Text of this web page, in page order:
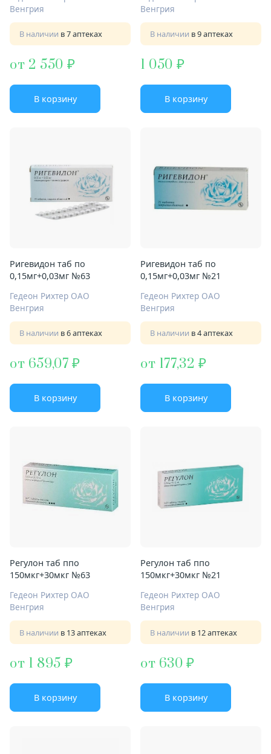
Венгрия
В наличии в 7 аптеках
от 2 550
В корзину
Венгрия
В наличии в 9 аптеках
1 050
В корзину
Ригевидон таб по
0,15мг+0,03мг №63
Гедеон Рихтер ОАО
Венгрия
В наличии в 6 аптеках
от 659,07
В корзину
Ригевидон таб по
0,15мг+0,03мг №21
Гедеон Рихтер ОАО
Венгрия
В наличии в 4 аптеках
от 177,32
В корзину
Регулон таб ппо
150мкг+30мкг №63
Гедеон Рихтер ОАО
Венгрия
В наличии в 13 аптеках
от 1 895
В корзину
Регулон таб ппо
150мкг+30мкг №21
Гедеон Рихтер ОАО
Венгрия
В наличии в 12 аптеках
от 630
В корзину